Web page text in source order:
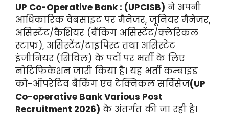
UP Co-Operative Bank : (UPCISB) ने अपनी
आधिकारिक वेबसाइट पर मैनेजर, जूनियर मैनेजर,
असिस्टेंट/कैशियर (बैंकिंग असिस्टेंट/क्लेरिकल
स्टाफ), असिस्टेंट/टाइपिस्ट तथा असिस्टेंट
इंजीनियर (सिविल) के पदों पर भर्ती के लिए
नोटिफिकेशन जारी किया है। यह भर्ती कम्बाइंड
को-ऑपरेटिव बैंकिंग एवं टेक्निकल सर्विसेज(UP
Co-operative Bank Various Post
Recruitment 2026) के अंतर्गत की जा रही है।